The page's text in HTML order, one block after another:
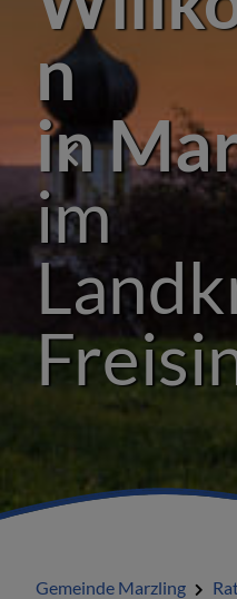
n
in
im
Gemeinde Marzling